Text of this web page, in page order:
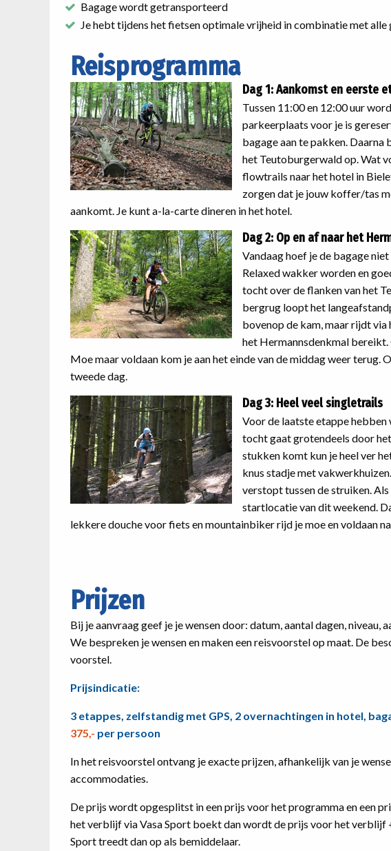
Bagage wordt getransporteerd
Je hebt tijdens het fietsen optimale vrijheid in combinatie met alle
Reisprogramma
Dag 1: Aankomst en eerste
Tussen 11:00 en 12:00 uur
parkeerplaats voor je is
bagage aan te pakken.
het Teutoburgerwald op. Wat
flowtrails naar het hotel in
zorgen dat je jouw koffer/tas
aankomt. Je kunt a-la-carte dineren in het hotel.
Dag 2: Op en af naar het
Vandaag hoef je de bagage
Relaxed wakker worden en
tocht over de flanken van het
bergrug loopt het
bovenop de kam, maar rijdt
het Hermannsdenkmal bereikt.
Moe maar voldaan kom je aan het einde van de middag weer terug.
tweede dag.
Dag 3: Heel veel singletrails
Voor de laatste etappe hebben
tocht gaat grotendeels door
stukken komt kun je heel ver
knus stadje met
verstopt tussen de struiken.
startlocatie van dit weekend.
lekkere douche voor fiets en mountainbiker rijd je moe en voldaan
Prijzen
Bij je aanvraag geef je je wensen door: datum, aantal dagen, niveau,
We bespreken je wensen en maken een reisvoorstel op maat. De
voorstel.
Prijsindicatie:
3 etappes, zelfstandig met GPS, 2 overnachtingen in hotel,
375,- per persoon
In het reisvoorstel ontvang je exacte prijzen, afhankelijk van je
accommodaties.
De prijs wordt opgesplitst in een prijs voor het programma en een
het verblijf via Vasa Sport boekt dan wordt de prijs voor het verblijf
Sport treedt dan op als bemiddelaar.